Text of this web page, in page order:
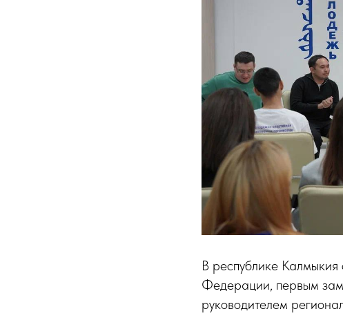
В республике Калмыкия
Федерации, первым
руководителем